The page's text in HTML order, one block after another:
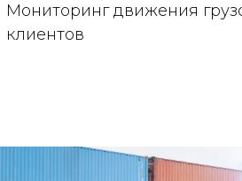
Мониторинг движения
клиентов